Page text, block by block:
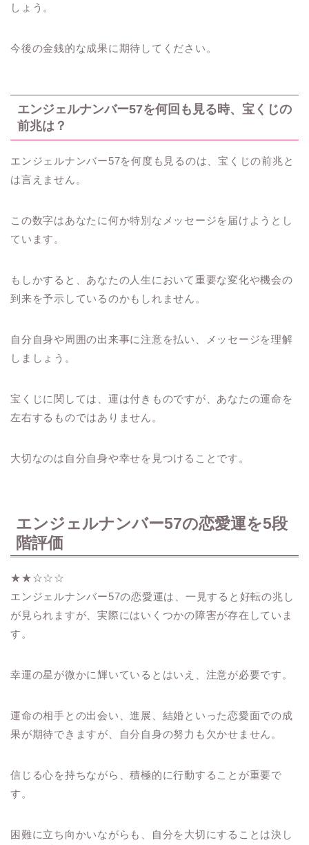
しょう。
今後の金銭的な成果に期待してください。
エンジェルナンバー57を何回も見る時、宝くじの
前兆は？
エンジェルナンバー57を何度も見るのは、宝くじの前兆と
は言えません。
この数字はあなたに何か特別なメッセージを届けようとし
ています。
もしかすると、あなたの人生において重要な変化や機会の
到来を予示しているのかもしれません。
自分自身や周囲の出来事に注意を払い、メッセージを理解
しましょう。
宝くじに関しては、運は付きものですが、あなたの運命を
左右するものではありません。
大切なのは自分自身や幸せを見つけることです。
エンジェルナンバー57の恋愛運を5段
階評価
★★☆☆☆
エンジェルナンバー57の恋愛運は、一見すると好転の兆し
が見られますが、実際にはいくつかの障害が存在していま
す。
幸運の星が微かに輝いているとはいえ、注意が必要です。
運命の相手との出会い、進展、結婚といった恋愛面での成
果が期待できますが、自分自身の努力も欠かせません。
信じる心を持ちながら、積極的に行動することが重要で
す。
困難に立ち向かいながらも、自分を大切にすることは決し